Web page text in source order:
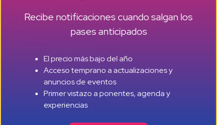
HISTORIA
NUESTRO EQUIPO
DE CONTENIDOS + +
CONTACTO
NOTICIAS +
REPORTAJES
Recibe notificaciones cuando salgan los
pases anticipados
El precio más bajo del año
Acceso temprano a actualizaciones y
anuncios de eventos
Primer vistazo a ponentes, agenda y
experiencias